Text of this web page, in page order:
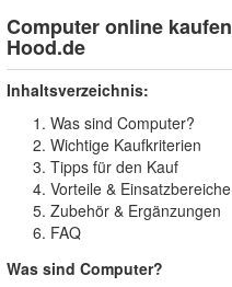
Computer online
Hood.de
Inhaltsverzeichnis:
Was sind Computer?
Wichtige Kaufkriterien
Tipps für den Kauf
Vorteile & Einsatzbereiche
Zubehör & Ergänzungen
FAQ
Was sind Computer?